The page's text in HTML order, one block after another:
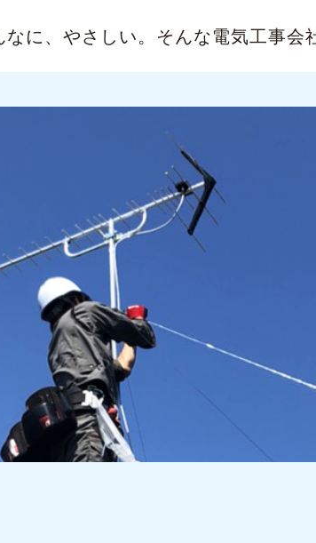
なに、やさしい。 そんな電気工事会